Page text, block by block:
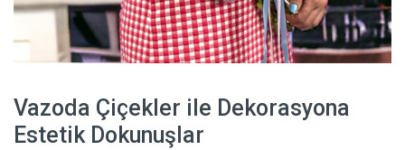
Vazoda Çiçekler ile Dekorasyona
Estetik Dokunuşlar